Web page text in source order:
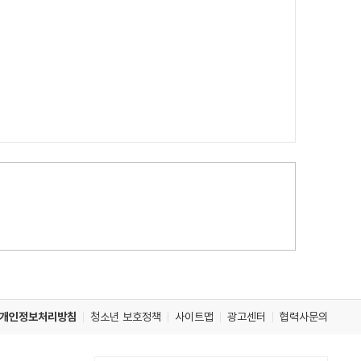
개인정보처리방침 청소년 보호정책 사이트맵 광고센터 협력사문의